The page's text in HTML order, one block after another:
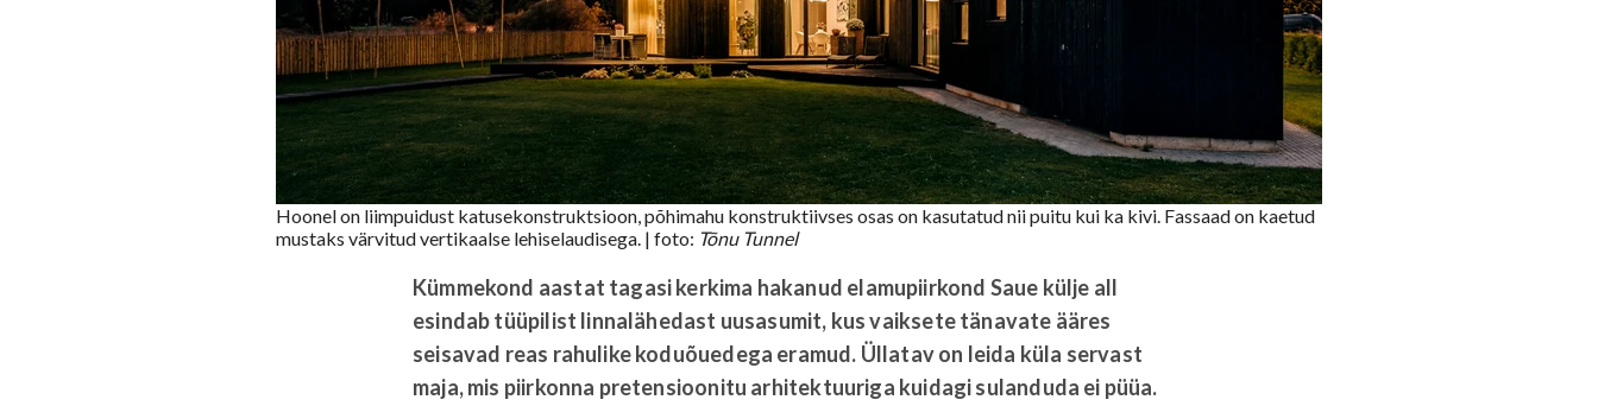
Hoonel on liimpuidust katusekonstruktsioon, põhimahu konstruktiivses osas on kasutatud nii puitu kui ka kivi. Fassaad on kaetud
mustaks värvitud vertikaalse lehiselaudisega. | foto: Tõnu Tunnel
Kümmekond aastat tagasi kerkima hakanud elamupiirkond Saue külje all
esindab tüüpilist linnalähedast uusasumit, kus vaiksete tänavate ääres
seisavad reas rahulike koduõuedega eramud. Üllatav on leida küla servast
maja, mis piirkonna pretensioonitu arhitektuuriga kuidagi sulanduda ei püüa.